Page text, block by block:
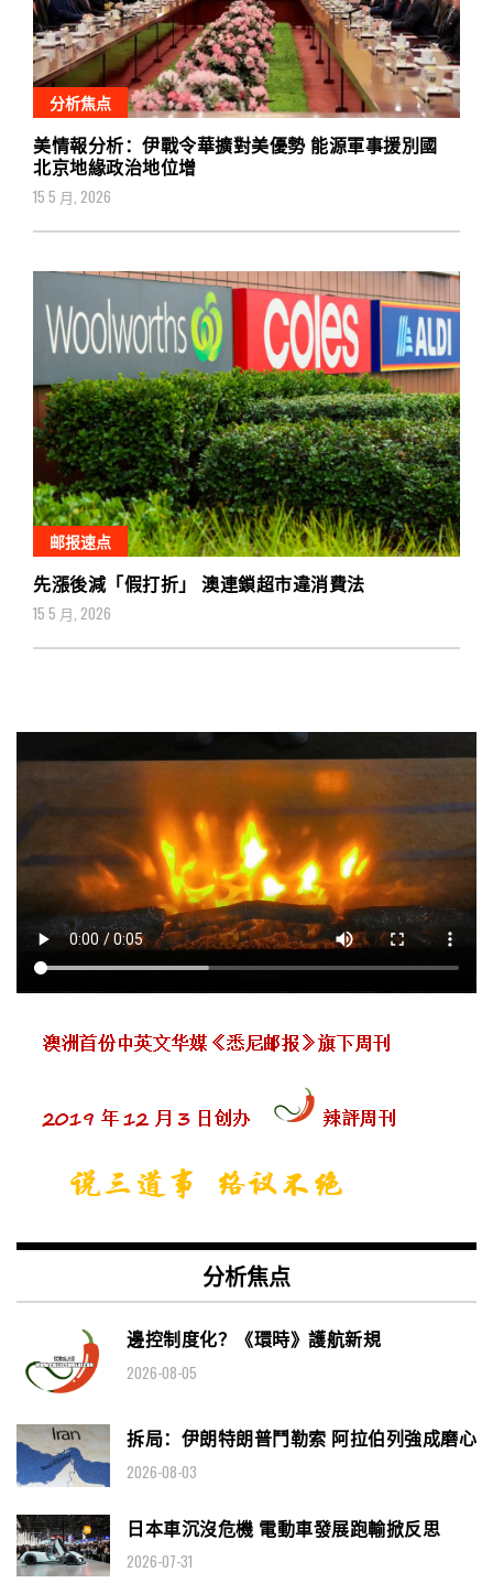
分析焦点
美情報分析：伊戰令華擴對美優勢 能源軍事援別國
北京地緣政治地位增
15 5 月, 2026
邮报速点
先漲後減「假打折」 澳連鎖超市違消費法
15 5 月, 2026
分析焦点
邊控制度化？《環時》護航新規
2026-08-05
拆局：伊朗特朗普鬥勒索 阿拉伯列強成磨心
2026-08-03
日本車沉沒危機 電動車發展跑輸掀反思
2026-07-31